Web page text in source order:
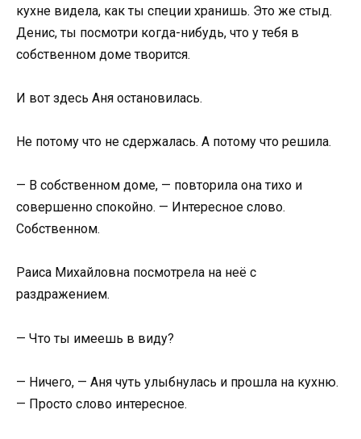
кухне видела, как ты специи хранишь. Это же стыд.
Денис, ты посмотри когда-нибудь, что у тебя в
собственном доме творится.
И вот здесь Аня остановилась.
Не потому что не сдержалась. А потому что решила.
— В собственном доме, — повторила она тихо и
совершенно спокойно. — Интересное слово.
Собственном.
Раиса Михайловна посмотрела на неё с
раздражением.
— Что ты имеешь в виду?
— Ничего, — Аня чуть улыбнулась и прошла на кухню.
— Просто слово интересное.